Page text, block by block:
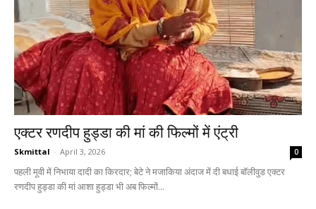
एक्टर रणदीप हुड्डा की मां की फिल्मों में एंट्री
Skmittal - April 3, 2026 0
पहली मूवी में निभाया दादी का किरदार; बेटे ने मजाकिया अंदाज में दी बधाई बॉलीवुड एक्टर
रणदीप हुड्डा की मां आशा हुड्डा भी अब फिल्मों...